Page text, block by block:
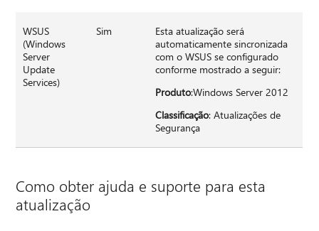
WSUS
(Windows
Server
Update
Services)
Sim
Esta atualização será
automaticamente sincronizada
com o WSUS se configurado
conforme mostrado a seguir:
Produto:Windows Server 2012
Classificação: Atualizações de
Segurança
Como obter ajuda e suporte para esta
atualização